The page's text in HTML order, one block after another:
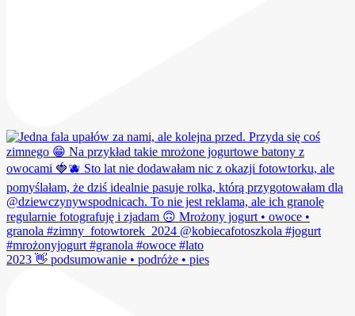
2023 👋 podsumowanie • podróże • pies